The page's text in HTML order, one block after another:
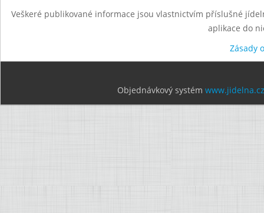
Veškeré publikované informace jsou vlastnictvím příslušné
aplikace do
Zásady
Objednávkový systém www.jidelna.cz